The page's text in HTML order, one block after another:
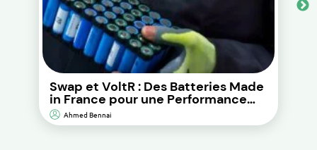
Swap et VoltR : Des Batteries Made
in France pour une Performance
Durable et d’Impact
Environnemental Réduit.
Ahmed Bennai